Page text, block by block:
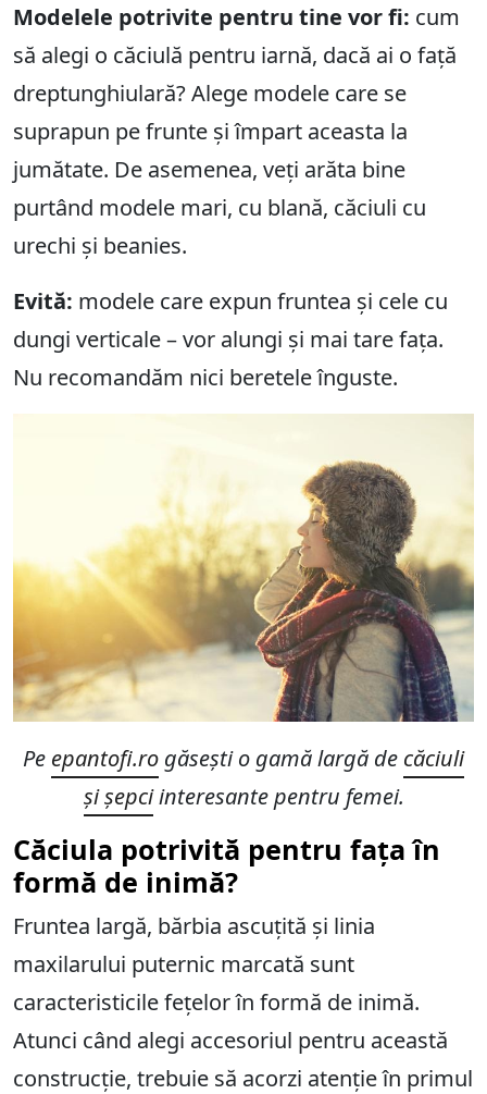
Modelele potrivite pentru tine vor fi: cum
să alegi o căciulă pentru iarnă, dacă ai o față
dreptunghiulară? Alege modele care se
suprapun pe frunte și împart aceasta la
jumătate. De asemenea, veți arăta bine
purtând modele mari, cu blană, căciuli cu
urechi și beanies.
Evită: modele care expun fruntea și cele cu
dungi verticale – vor alungi și mai tare fața.
Nu recomandăm nici beretele înguste.
Pe epantofi.ro găsești o gamă largă de căciuli
și șepciinteresante pentru femei.
Căciula potrivită pentru fața în
formă de inimă?
Fruntea largă, bărbia ascuțită și linia
maxilarului puternic marcată sunt
caracteristicile fețelor în formă de inimă.
Atunci când alegi accesoriul pentru această
construcție, trebuie să acorzi atenție în primul